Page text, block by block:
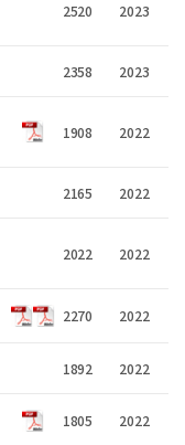
2520 2023
2358 2023
1908 2022
2165 2022
2022 2022
2270 2022
1892 2022
1805 2022